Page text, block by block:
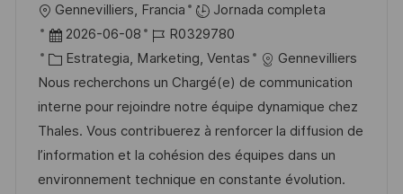
c
i
U
b
c
a
c
i
ó
Gennevilliers, Francia
Jornada completa
F
e
c
h
a
d
e
2026-06-08
I
D
d
e
e
m
p
R0329780
C
a
t
e
g
o
Estrategia, Marketing, Ventas
Gennevilliers
Nous recherchons un Chargé(e) de communication
interne pour rejoindre notre équipe dynamique chez
Thales. Vous contribuerez à renforcer la diffusion de
l’information et la cohésion des équipes dans un
environnement technique en constante évolution.